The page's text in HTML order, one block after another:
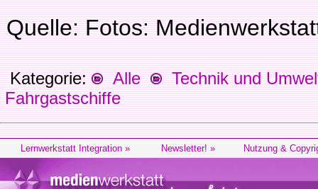
Quelle: Fotos:
Kategorie: Alle
Technik und
Fahrgastschiffe
Lernwerkstatt Integration » Newsletter! » Nutzung &